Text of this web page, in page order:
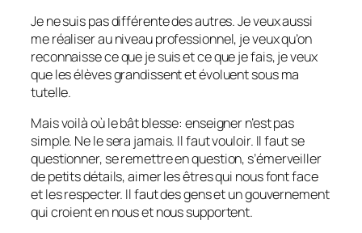
Je ne suis pas différente des autres. Je veux aussi
me réaliser au niveau professionnel, je veux qu’on
reconnaisse ce que je suis et ce que je fais, je veux
que les élèves grandissent et évoluent sous ma
tutelle.
Mais voilà où le bât blesse: enseigner n’est pas
simple. Ne le sera jamais. Il faut vouloir. Il faut se
questionner, se remettre en question, s’émerveiller
de petits détails, aimer les êtres qui nous font face
et les respecter. Il faut des gens et un gouvernement
qui croient en nous et nous supportent.